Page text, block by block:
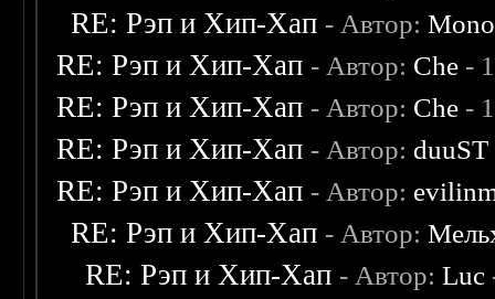
RE: Рэп и Хип-Хап - Автор:
RE: Рэп и Хип-Хап - Автор: Che -
RE: Рэп и Хип-Хап - Автор: Che -
RE: Рэп и Хип-Хап - Автор: duuST
RE: Рэп и Хип-Хап - Автор:
RE: Рэп и Хип-Хап - Автор:
RE: Рэп и Хип-Хап - Автор:Luc